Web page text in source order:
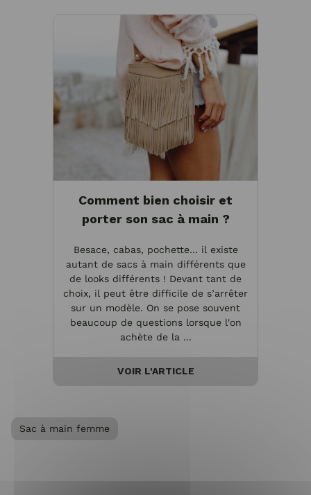
Comment bien choisir et
porter son sac à main ?
Besace, cabas, pochette… il existe
autant de sacs à main différents que
de looks différents ! Devant tant de
choix, il peut être difficile de s’arrêter
sur un modèle. On se pose souvent
beaucoup de questions lorsque l'on
achète de la ...
VOIR L'ARTICLE
Sac à main femme